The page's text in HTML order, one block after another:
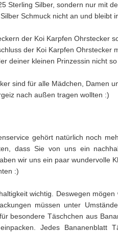
Sterling Silber, sondern nur mit
Schmuck nicht an und bleibt
der Koi Karpfen Ohrstecker
der Koi Karpfen Ohrstecker
deiner kleinen Prinzessin nicht so
sind für alle Mädchen, Damen
nach außen tragen wollten :)
gehört natürlich noch
dass Sie von uns ein
wir uns ein paar wundervolle
:)
wichtig. Deswegen mögen
müssen unter
besondere Täschchen aus
Jedes Bananenblatt